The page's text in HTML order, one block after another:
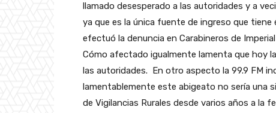
llamado desesperado a las autoridades y a
ya que es la única fuente de ingreso que
efectuó la denuncia en Carabineros de
Cómo afectado igualmente lamenta que hoy
las autoridades. En otro aspecto la 99.9 FM
lamentablemente este abigeato no sería una
de Vigilancias Rurales desde varios años a la